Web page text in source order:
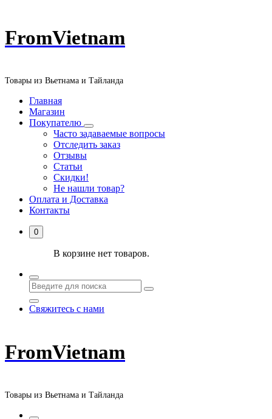
Перейти
к
FromVietnam
Товары из Вьетнама и Тайланда
Главная
Магазин
Покупателю
Часто задаваемые вопросы
Отследить заказ
Отзывы
Статьи
Скидки!
Не нашли товар?
Оплата и Доставка
Контакты
0
В корзине нет товаров.
Свяжитесь с нами
FromVietnam
Товары из Вьетнама и Тайланда